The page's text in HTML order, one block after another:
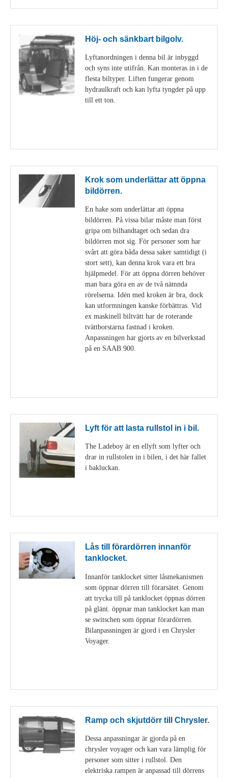
Höj- och sänkbart bilgolv.
Lyftanordningen i denna bil är inbyggd
och syns inte utifrån. Kan monteras in i de
flesta biltyper. Liften fungerar genom
hydraulkraft och kan lyfta tyngder på upp
till ett ton.
Krok som underlättar att öppna
bildörren.
En hake som underlättar att öppna
bildörren. På vissa bilar måste man först
gripa om bilhandtaget och sedan dra
bildörren mot sig. För personer som har
svårt att göra båda dessa saker samtidigt (i
stort sett), kan denna krok vara ett bra
hjälpmedel. För att öppna dörren behöver
man bara göra en av de två nämnda
rörelserna. Idén med kroken är bra, dock
kan utformningen kanske förbättras. Vid
ex maskinell biltvätt har de roterande
tvättborstarna fastnad i kroken.
Anpassningen har gjorts av en bilverkstad
på en SAAB 900.
Lyft för att lasta rullstol in i bil.
The Ladeboy är en ellyft som lyfter och
drar in rullstolen in i bilen, i det här fallet
i bakluckan.
Lås till förardörren innanför
tanklocket.
Innanför tanklocket sitter låsmekanismen
som öppnar dörren till förarsätet. Genom
att trycka till på tanklocket öppnas dörren
på glänt. öppnar man tanklocket kan man
se switschen som öppnar förardörren.
Bilanpassningen är gjord i en Chrysler
Voyager.
Ramp och skjutdörr till Chrysler.
Dessa anpassningar är gjorda på en
chrysler voyager och kan vara lämplig för
personer som sitter i rullstol. Den
elektriska rampen är anpassad till dörrens